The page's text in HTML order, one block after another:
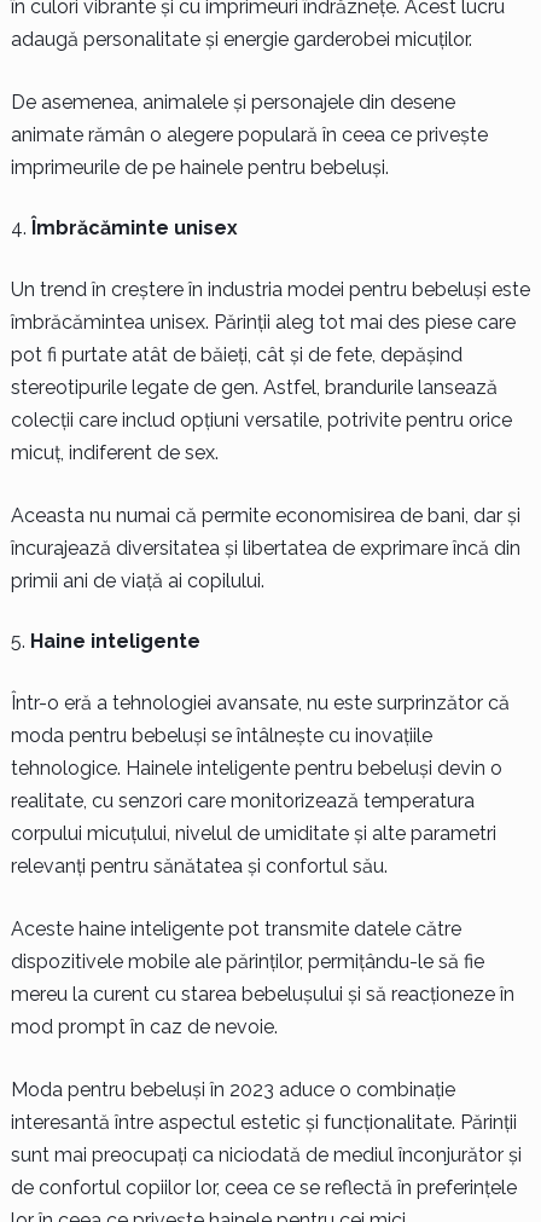
în culori vibrante și cu imprimeuri îndrăznețe. Acest lucru
adaugă personalitate și energie garderobei micuților.
De asemenea, animalele și personajele din desene
animate rămân o alegere populară în ceea ce privește
imprimeurile de pe hainele pentru bebeluși.
Îmbrăcăminte unisex
Un trend în creștere în industria modei pentru bebeluși este
îmbrăcămintea unisex. Părinții aleg tot mai des piese care
pot fi purtate atât de băieți, cât și de fete, depășind
stereotipurile legate de gen. Astfel, brandurile lansează
colecții care includ opțiuni versatile, potrivite pentru orice
micuț, indiferent de sex.
Aceasta nu numai că permite economisirea de bani, dar și
încurajează diversitatea și libertatea de exprimare încă din
primii ani de viață ai copilului.
Haine inteligente
Într-o eră a tehnologiei avansate, nu este surprinzător că
moda pentru bebeluși se întâlnește cu inovațiile
tehnologice. Hainele inteligente pentru bebeluși devin o
realitate, cu senzori care monitorizează temperatura
corpului micuțului, nivelul de umiditate și alte parametri
relevanți pentru sănătatea și confortul său.
Aceste haine inteligente pot transmite datele către
dispozitivele mobile ale părinților, permițându-le să fie
mereu la curent cu starea bebelușului și să reacționeze în
mod prompt în caz de nevoie.
Moda pentru bebeluși în 2023 aduce o combinație
interesantă între aspectul estetic și funcționalitate. Părinții
sunt mai preocupați ca niciodată de mediul înconjurător și
de confortul copiilor lor, ceea ce se reflectă în preferințele